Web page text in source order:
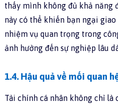
thấy mình không đủ khả năng
này có thể khiến bạn ngại
nhiệm vụ quan trọng trong
ảnh hưởng đến sự nghiệp lâu
1.4. Hậu quả về mối quan
Tài chính cá nhân không chỉ là